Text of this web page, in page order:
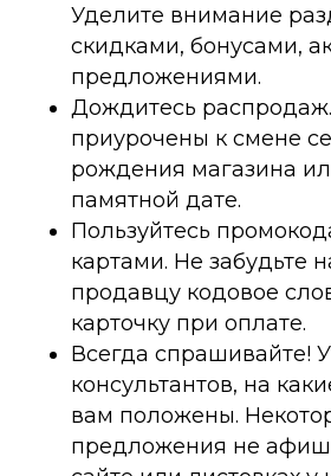
Уделите внимание
скидками, бонусами,
предложениями.
Дождитесь
приурочены к смене
рождения магазина
памятной дате.
Пользуйтесь
картами. Не забудьте
продавцу кодовое
карточку при оплате.
Всегда спрашивайте!
консультантов, на
вам положены.
предложения не